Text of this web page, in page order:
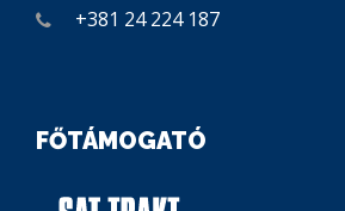
+381 24 224 187
FŐTÁMOGATÓ